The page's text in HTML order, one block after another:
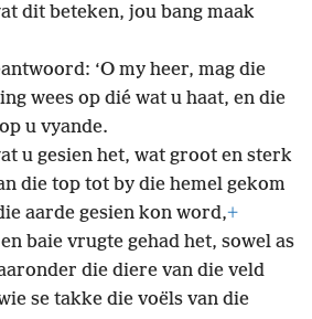
dit beteken, jou bang maak
‘O my heer, mag die
wees op dié wat u haat, en die
u vyande.
u gesien het, wat groot en sterk
die top tot by die hemel gekom
aarde gesien kon word,+
baie vrugte gehad het, sowel as
die diere van die veld
se takke die voëls van die